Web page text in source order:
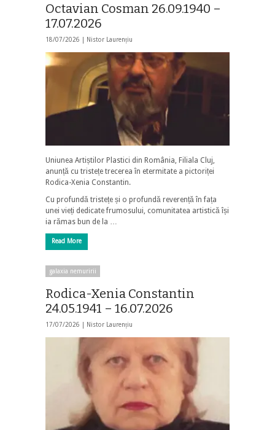
Octavian Cosman 26.09.1940 –
17.07.2026
18/07/2026 | Nistor Laurențiu
Uniunea Artiștilor Plastici din România, Filiala Cluj,
anunță cu tristețe trecerea în etermitate a pictoriței
Rodica-Xenia Constantin.
Cu profundă tristețe și o profundă reverență în fața
unei vieți dedicate frumosului, comunitatea artistică își
ia rămas bun de la …
Read More
galaxia nemuririi
Rodica-Xenia Constantin
24.05.1941 – 16.07.2026
17/07/2026 | Nistor Laurențiu